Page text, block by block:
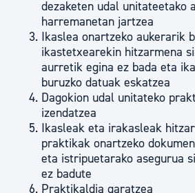
dezaketen udal unitateetako
harremanetan jartzea
Ikaslea onartzeko aukerarik
ikastetxearekin hitzarmena
aurretik egina ez bada eta
buruzko datuak eskatzea
Dagokion udal unitateko
izendatzea
Ikasleak eta irakasleak
praktikak onartzeko
eta istripuetarako asegurua
ez badute
Praktikaldia garatzea